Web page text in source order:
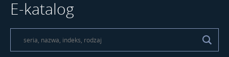
E-katalog